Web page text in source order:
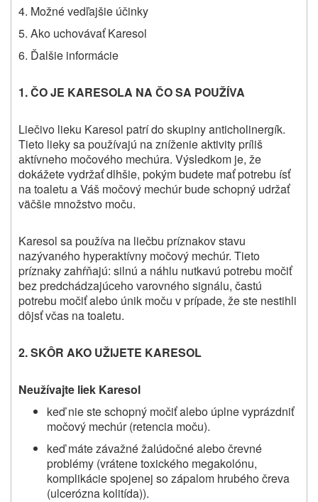
4. Možné vedľajšie účinky
5. Ako uchovávať Karesol
6. Ďalšie informácie
1. ČO JE KARESOLA NA ČO SA POUŽÍVA
Liečivo lieku Karesol patrí do skupiny anticholinergík.
Tieto lieky sa používajú na zníženie aktivity príliš
aktívneho močového mechúra. Výsledkom je, že
dokážete vydržať dlhšie, pokým budete mať potrebu ísť
na toaletu a Váš močový mechúr bude schopný udržať
väčšie množstvo moču.
Karesol sa používa na liečbu príznakov stavu
nazývaného hyperaktívny močový mechúr. Tieto
príznaky zahŕňajú: silnú a náhlu nutkavú potrebu močiť
bez predchádzajúceho varovného signálu, častú
potrebu močiť alebo únik moču v prípade, že ste nestihli
dôjsť včas na toaletu.
2. SKÔR AKO UŽIJETE KARESOL
Neužívajte liek Karesol
keď nie ste schopný močiť alebo úplne vyprázdniť
močový mechúr (retencia moču).
keď máte závažné žalúdočné alebo črevné
problémy (vrátene toxického megakolónu,
komplikácie spojenej so zápalom hrubého čreva
(ulcerózna kolitída)).